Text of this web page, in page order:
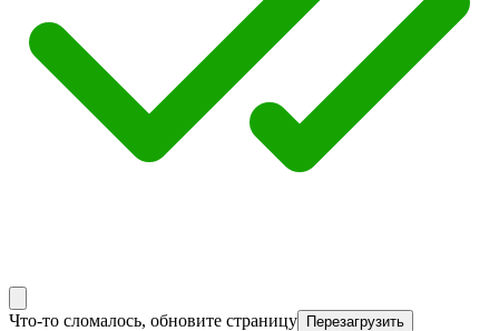
Что-то сломалось, обновите страницу Перезагрузить